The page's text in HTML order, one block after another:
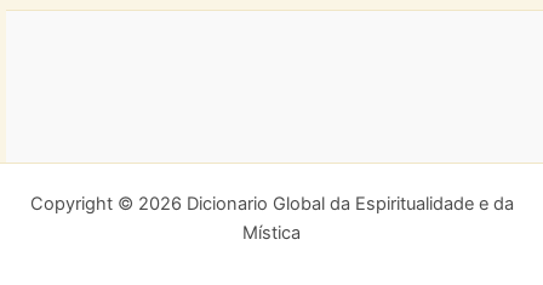
Copyright © 2026 Dicionario Global da Espiritualidade e da
Mística